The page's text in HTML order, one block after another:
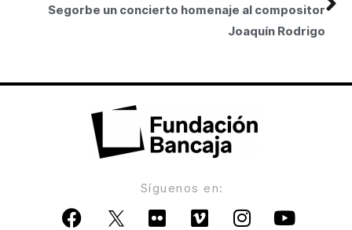
Segorbe un concierto homenaje al compositor
Joaquín Rodrigo
Síguenos en: